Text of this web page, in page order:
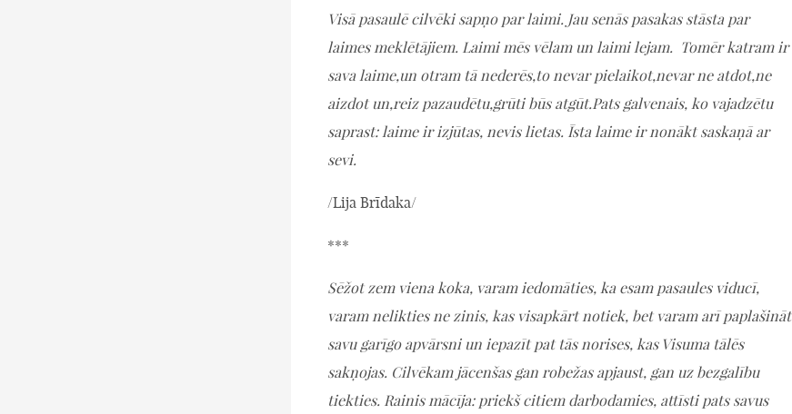
Visā pasaulē cilvēki sapņo par laimi. Jau senās pasakas stāsta par
laimes meklētājiem. Laimi mēs vēlam un laimi lejam. Tomēr katram ir
sava laime,un otram tā nederēs,to nevar pielaikot,nevar ne atdot,ne
aizdot un,reiz pazaudētu,grūti būs atgūt.Pats galvenais, ko vajadzētu
saprast: laime ir izjūtas, nevis lietas. Īsta laime ir nonākt saskaņā ar
sevi.
/Lija Brīdaka/
***
Sēžot zem viena koka, varam iedomāties, ka esam pasaules viducī,
varam nelikties ne zinis, kas visapkārt notiek, bet varam arī paplašināt
savu garīgo apvārsni un iepazīt pat tās norises, kas Visuma tālēs
sakņojas. Cilvēkam jācenšas gan robežas apjaust, gan uz bezgalību
tiekties. Rainis mācīja: priekš citiem darbodamies, attīsti pats savus